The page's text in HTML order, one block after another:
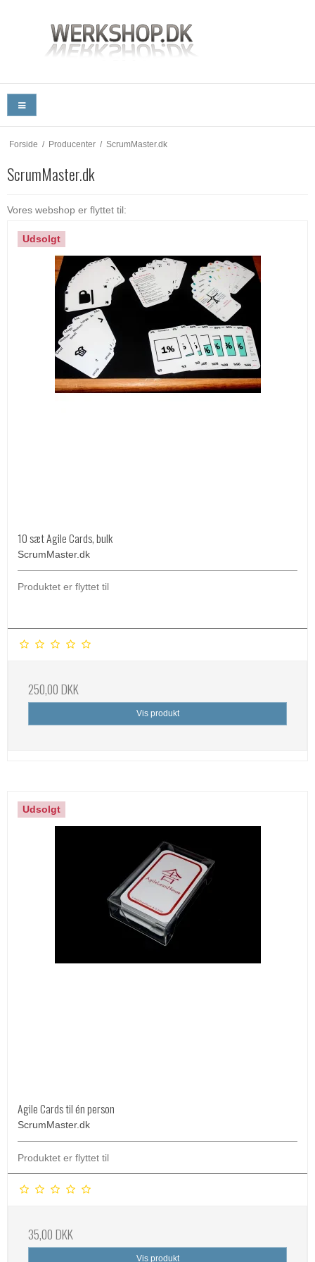
Forside / Producenter / ScrumMaster.dk
ScrumMaster.dk
Vores webshop er flyttet til:
Udsolgt
10 sæt Agile Cards, bulk
ScrumMaster.dk
Produktet er flyttet til
250,00 DKK
Vis produkt
Udsolgt
Agile Cards til én person
ScrumMaster.dk
Produktet er flyttet til
35,00 DKK
Vis produkt